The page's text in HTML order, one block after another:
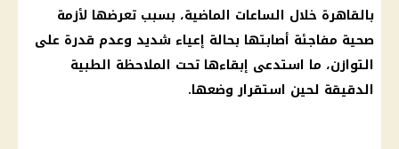
بالقاهرة خلال الساعات الماضية، بسبب تعرضها لأزمة
صحية مفاجئة أصابتها بحالة إعياء شديد وعدم قدرة على
التوازن، ما استدعى إبقاءها تحت الملاحظة الطبية
الدقيقة لحين استقرار وضعها.